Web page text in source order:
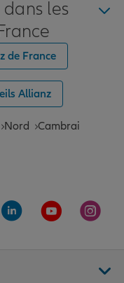
les
de France
Allianz
Nord
Cambrai
Facebook de Allianz
la page Twitter de
Aller sur la page
Aller sur la
Aller